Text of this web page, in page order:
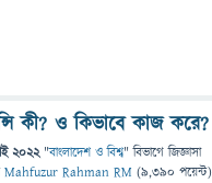
কী? ও কিভাবে কাজ করে?
2022 "বাংলাদেশ ও বিশ্ব" বিভাগে জিজ্ঞাসা
Mahfuzur Rahman RM (9,390 পয়েন্ট)